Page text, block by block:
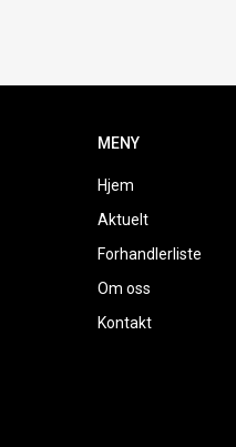
MENY
Hjem
Aktuelt
Forhandlerliste
Om oss
Kontakt